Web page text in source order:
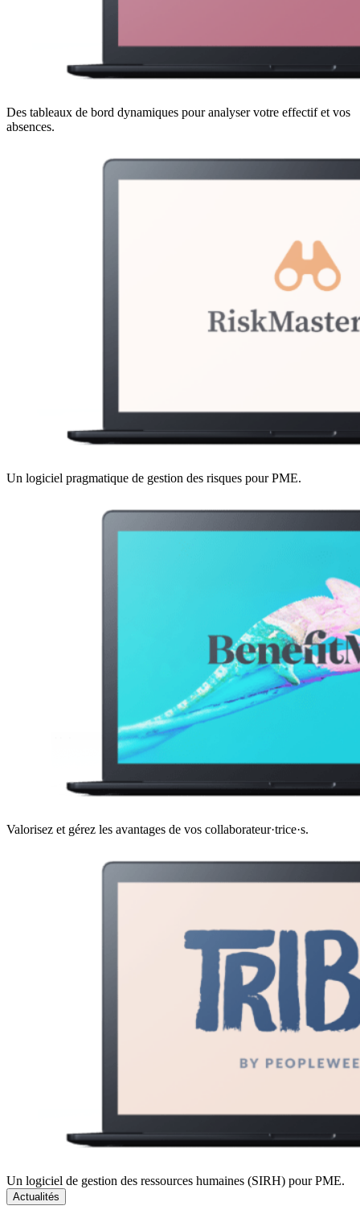
Des tableaux de bord dynamiques pour analyser votre effectif et vos
absences.
Un logiciel pragmatique de gestion des risques pour PME.
Valorisez et gérez les avantages de vos collaborateur·trice·s.
Un logiciel de gestion des ressources humaines (SIRH) pour PME.
Actualités